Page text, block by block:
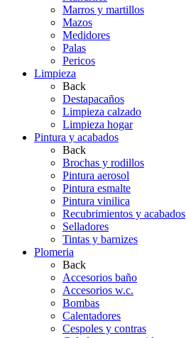
Marros y martillos
Mazos
Medidores
Palas
Pericos
Limpieza
Back
Destapacaños
Limpieza calzado
Limpieza hogar
Pintura y acabados
Back
Brochas y rodillos
Pintura aerosol
Pintura esmalte
Pintura vinilica
Recubrimientos y acabados
Selladores
Tintas y barnizes
Plomeria
Back
Accesorios baño
Accesorios w.c.
Bombas
Calentadores
Cespoles y contras